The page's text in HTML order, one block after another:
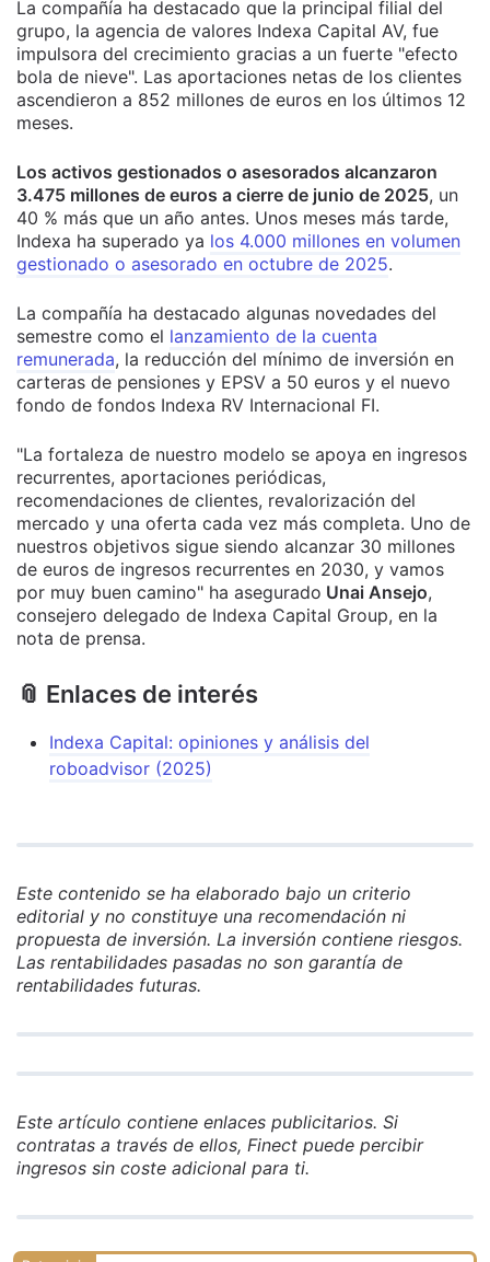
La compañía ha destacado que la principal filial del
grupo, la agencia de valores Indexa Capital AV, fue
impulsora del crecimiento gracias a un fuerte "efecto
bola de nieve". Las aportaciones netas de los clientes
ascendieron a 852 millones de euros en los últimos 12
meses.
Los activos gestionados o asesorados alcanzaron
3.475 millones de euros a cierre de junio de 2025, un
40 % más que un año antes. Unos meses más tarde,
Indexa ha superado ya los 4.000 millones en volumen
gestionado o asesorado en octubre de 2025.
La compañía ha destacado algunas novedades del
semestre como el lanzamiento de la cuenta
remunerada, la reducción del mínimo de inversión en
carteras de pensiones y EPSV a 50 euros y el nuevo
fondo de fondos Indexa RV Internacional FI.
"La fortaleza de nuestro modelo se apoya en ingresos
recurrentes, aportaciones periódicas,
recomendaciones de clientes, revalorización del
mercado y una oferta cada vez más completa. Uno de
nuestros objetivos sigue siendo alcanzar 30 millones
de euros de ingresos recurrentes en 2030, y vamos
por muy buen camino" ha asegurado Unai Ansejo,
consejero delegado de Indexa Capital Group, en la
nota de prensa.
📎 Enlaces de interés
Indexa Capital: opiniones y análisis del
roboadvisor (2025)
Este contenido se ha elaborado bajo un criterio
editorial y no constituye una recomendación ni
propuesta de inversión. La inversión contiene riesgos.
Las rentabilidades pasadas no son garantía de
rentabilidades futuras.
Este artículo contiene enlaces publicitarios. Si
contratas a través de ellos, Finect puede percibir
ingresos sin coste adicional para ti.